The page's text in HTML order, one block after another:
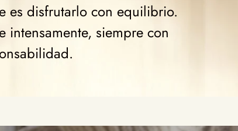
es disfrutarlo con equilibrio.
intensamente, siempre con